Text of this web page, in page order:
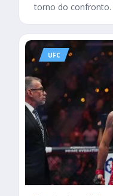
torno do confronto.
UFC